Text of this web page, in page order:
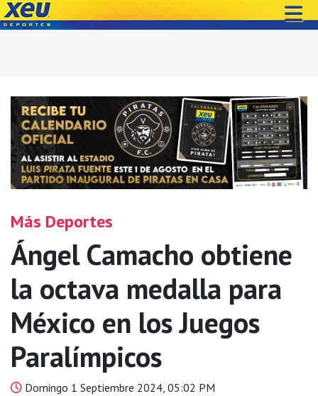
Más Deportes
Ángel Camacho obtiene
la octava medalla para
México en los Juegos
Paralímpicos
Domingo 1 Septiembre 2024, 05:02 PM